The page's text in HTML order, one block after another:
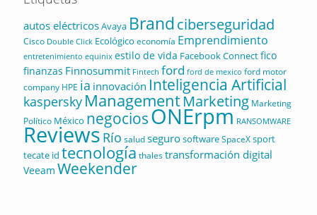
autos eléctricosAvaya Brandciberseguridad
Cisco Double Click Ecológico economía Emprendimiento
entretenimiento equinix estilo de vida Facebook Connectfico
finanzas Finnosummit Fintech ford ford de mexico ford motor
company HPE ia innovación Inteligencia Artificial
kaspersky ManagementMarketing Marketing
Político México negociosONErpm RANSOMWARE
Reviews Río saludsegurosoftwareSpaceXsport
tecate id tecnología thalestransformación digital
Veeam Weekender